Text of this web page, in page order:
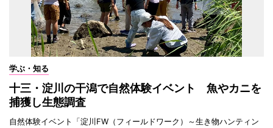
学ぶ・知る
十三・淀川の干潟で自然体験イベント 魚やカニを
捕獲し生態調査
自然体験イベント「淀川FW（フィールドワーク）～生き物ハンティン